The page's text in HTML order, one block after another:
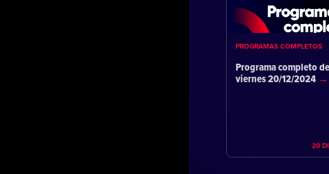
PROGRAMAS COMPLETOS
Programa completo
viernes 20/12/2024
20